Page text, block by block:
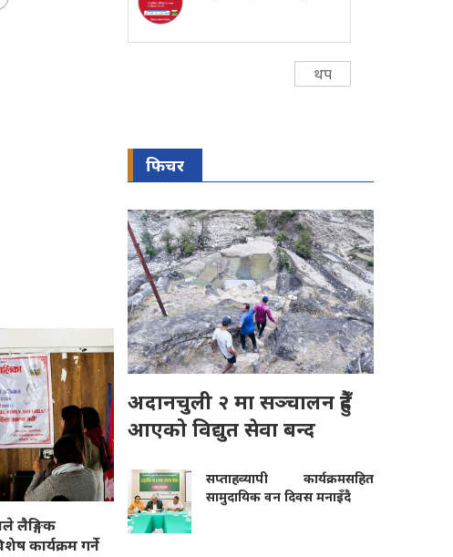
लैङ्गिक
कार्यक्रम गर्ने
थप
फिचर
अदानचुली २ मा सञ्चालन हुँदै
आएको विद्युत सेवा बन्द
सप्ताहव्यापी कार्यक्रमसहित
सामुदायिक वन दिवस मनाइँदै